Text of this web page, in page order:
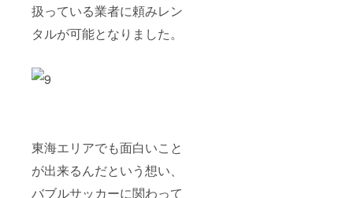
扱っている業者に頼みレン
タルが可能となりました。
東海エリアでも面白いこと
が出来るんだという想い、
バブルサッカーに関わって